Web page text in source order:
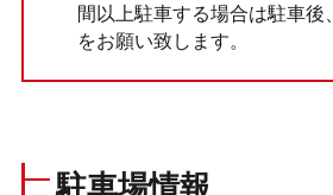
間以上駐車する場合は駐車後、
をお願い致します。
駐車場情報